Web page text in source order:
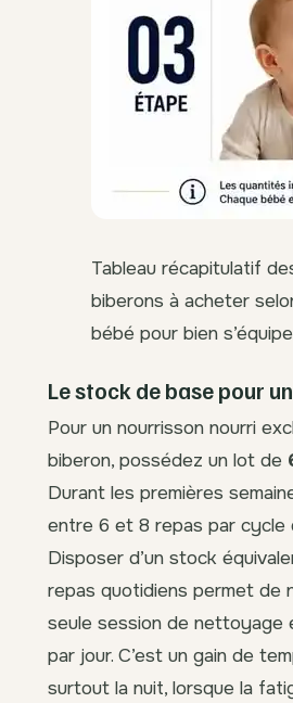
Tableau récapitulatif
biberons à acheter
bébé pour bien
Le stock de base pour
Pour un nourrisson nourri
biberon, possédez un lot de
Durant les premières
entre 6 et 8 repas par cycle
Disposer d’un stock
repas quotidiens permet de
seule session de nettoyage
par jour. C’est un gain de
surtout la nuit, lorsque la